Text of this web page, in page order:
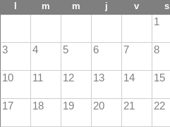
m m j v s
1
3 4 5 6 7 8
10 11 12 13 14 15
17 18 19 20 21 22